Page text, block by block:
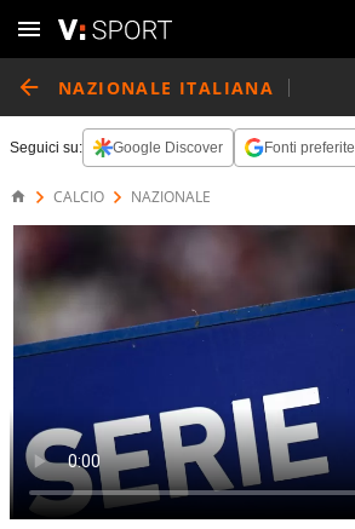
NAZIONALE ITALIANA
Seguici su: Google Discover Fonti preferite
CALCIO NAZIONALE